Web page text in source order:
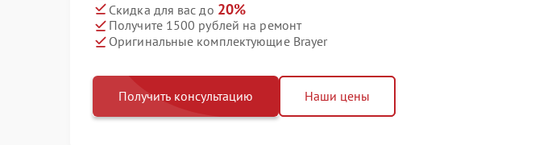
Скидка для вас до 20%
Получите 1500 рублей на ремонт
Оригинальные комплектующие Brayer
Получить консультацию Наши цены